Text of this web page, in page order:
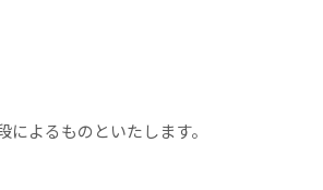
よるものといたします。